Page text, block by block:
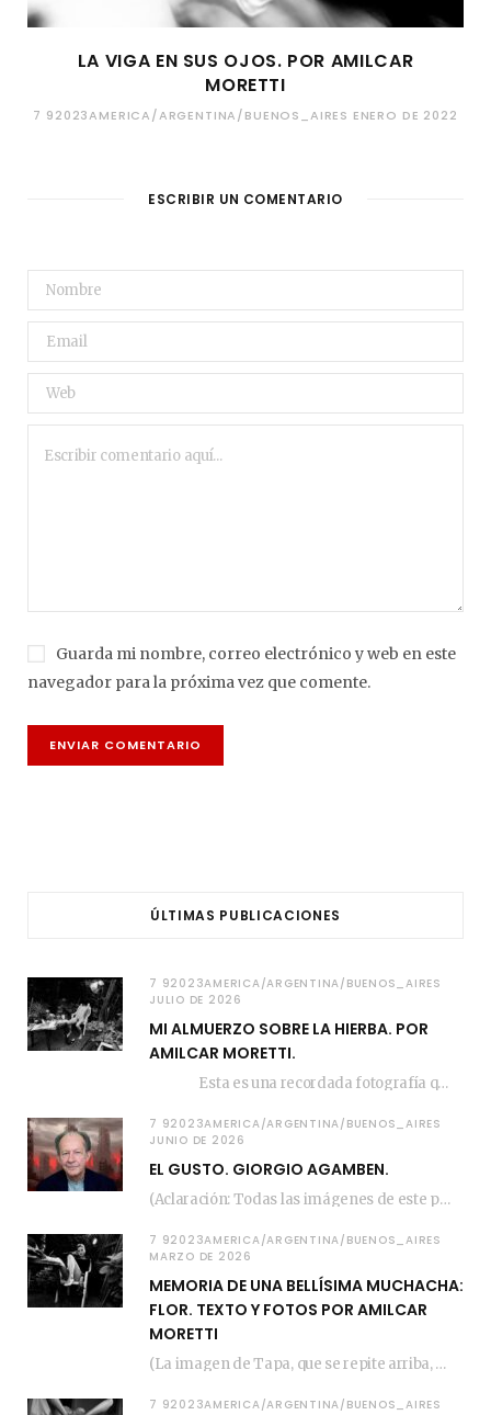
LA VIGA EN SUS OJOS. POR AMILCAR
MORETTI
7 92023AMERICA/ARGENTINA/BUENOS_AIRES ENERO DE 2022
ESCRIBIR UN COMENTARIO
Guarda mi nombre, correo electrónico y web en este
navegador para la próxima vez que comente.
ÚLTIMAS PUBLICACIONES
7 92023AMERICA/ARGENTINA/BUENOS_AIRES
JULIO DE 2026
MI ALMUERZO SOBRE LA HIERBA. POR
AMILCAR MORETTI.
Esta es una recordada fotografía que registré…
7 92023AMERICA/ARGENTINA/BUENOS_AIRES
JUNIO DE 2026
EL GUSTO. GIORGIO AGAMBEN.
(Aclaración: Todas las imágenes de este posteo fueron tomadas de Bloghemia.com, y todos los…
7 92023AMERICA/ARGENTINA/BUENOS_AIRES
MARZO DE 2026
MEMORIA DE UNA BELLÍSIMA MUCHACHA:
FLOR. TEXTO Y FOTOS POR AMILCAR
MORETTI
(La imagen de Tapa, que se repite arriba, fue compuesta por Amilcar Moretti el viernes…
7 92023AMERICA/ARGENTINA/BUENOS_AIRES